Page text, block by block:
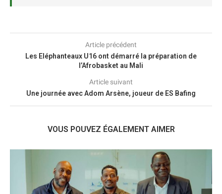
Article précédent
Les Eléphanteaux U16 ont démarré la préparation de
l’Afrobasket au Mali
Article suivant
Une journée avec Adom Arsène, joueur de ES Bafing
VOUS POUVEZ ÉGALEMENT AIMER